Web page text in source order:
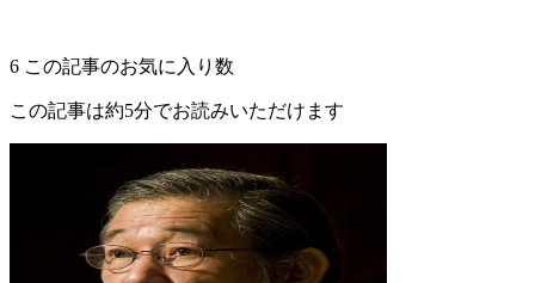
6 この記事のお気に入り数
この記事は約5分でお読みいただけます